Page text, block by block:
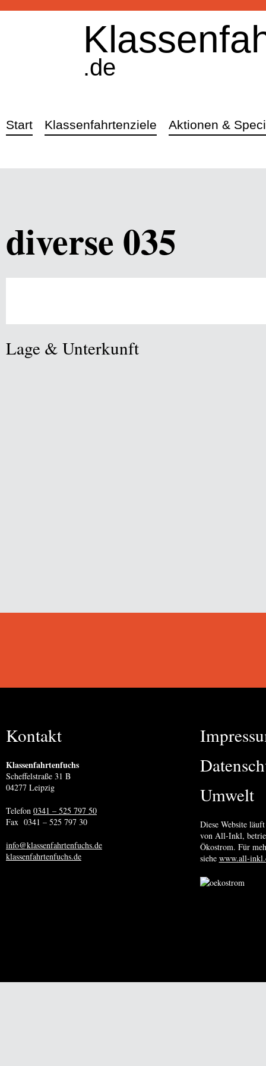
.de
Start Klassenfahrtenziele Aktionen &
diverse 035
Lage & Unterkunft
Kontakt
Klassenfahrtenfuchs
Scheffelstraße 31 B
04277 Leipzig
Telefon 0341 – 525 797 50
Fax 0341 – 525 797 30
info@klassenfahrtenfuchs.de
klassenfahrtenfuchs.de
Umwelt
Diese Website
von All-Inkl,
Ökostrom. Für
siehe www.all-